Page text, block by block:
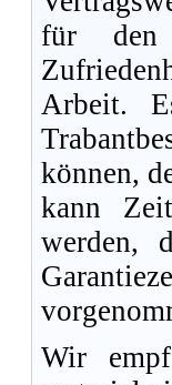
für den
Arbeit.
können,
kann
werden,
Wir